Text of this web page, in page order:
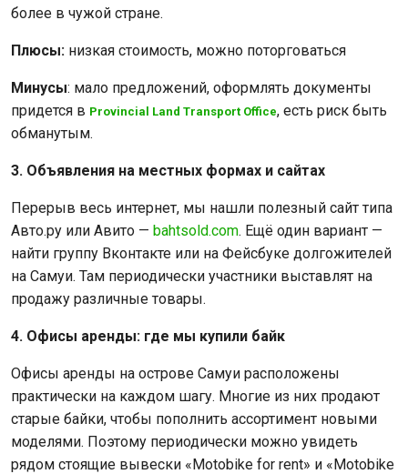
более в чужой стране.
Плюсы: низкая стоимость, можно поторговаться
Минусы: мало предложений, оформлять документы
придется в Provincial Land Transport Office, есть риск быть
обманутым.
3. Объявления на местных формах и сайтах
Перерыв весь интернет, мы нашли полезный сайт типа
Авто.ру или Авито — bahtsold.com. Ещё один вариант —
найти группу Вконтакте или на Фейсбуке долгожителей
на Самуи. Там периодически участники выставлят на
продажу различные товары.
4. Офисы аренды: где мы купили байк
Офисы аренды на острове Самуи расположены
практически на каждом шагу. Многие из них продают
старые байки, чтобы пополнить ассортимент новыми
моделями. Поэтому периодически можно увидеть
рядом стоящие вывески «Motobike for rent» и «Motobike